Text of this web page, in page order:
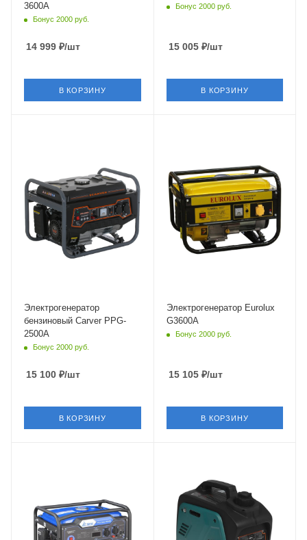
3600А
Бонус 2000 руб.
14 999 ₽/шт
В КОРЗИНУ
Бонус 2000 руб.
15 005₽/шт
В КОРЗИНУ
Электрогенератор
бензиновый Carver PPG-
2500A
Бонус 2000 руб.
15 100 ₽/шт
В КОРЗИНУ
Электрогенератор Eurolux
G3600A
Бонус 2000 руб.
15 105₽/шт
В КОРЗИНУ
50 Гц
Частота
50 Гц